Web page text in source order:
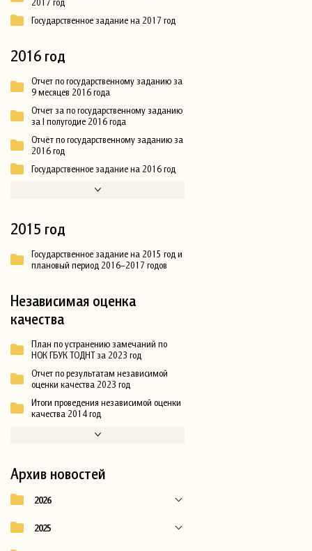
Государственное задание на 2017 год
2016 год
Отчет по государственному заданию за
9 месяцев 2016 года
Отчет за по государственному заданию
за I полугодие 2016 года
Отчёт по государственному заданию за
2016 год
Государственное задание на 2016 год
2015 год
Государственное задание на 2015 год и
плановый период 2016–2017 годов
Независимая оценка
качества
План по устранению замечаний по
НОК ГБУК ТОДНТ за 2023 год
Отчет по результатам независимой
оценки качества 2023 год
Итоги проведения независимой оценки
качества 2014 год
Архив новостей
2026
2025